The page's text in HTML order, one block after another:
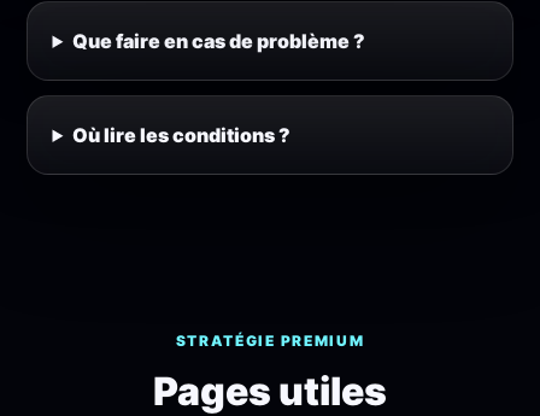
Que faire en cas de problème ?
Où lire les conditions ?
STRATÉGIE PREMIUM
Pages utiles